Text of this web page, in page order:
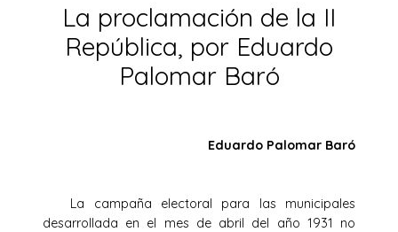
La proclamación de la II
República, por Eduardo
Palomar Baró
Eduardo Palomar Baró
La campaña electoral para las municipales
desarrollada en el mes de abril del año 1931 no